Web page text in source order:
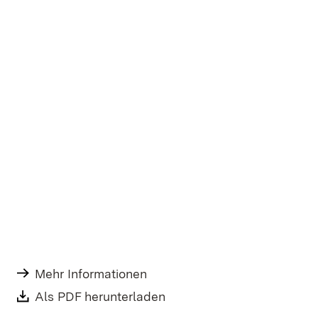
Mehr Informationen
Download:
Als PDF herunterladen